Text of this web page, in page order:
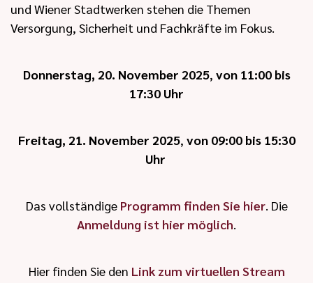
und Wiener Stadtwerken stehen die Themen
Versorgung, Sicherheit und Fachkräfte im Fokus.
Donnerstag, 20. November 2025, von 11:00 bis
17:30 Uhr
Freitag, 21. November 2025, von 09:00 bis 15:30
Uhr ​​​​
Das vollständige Programm finden Sie hier. Die
Anmeldung ist hier möglich.
Hier finden Sie den Link zum virtuellen Stream